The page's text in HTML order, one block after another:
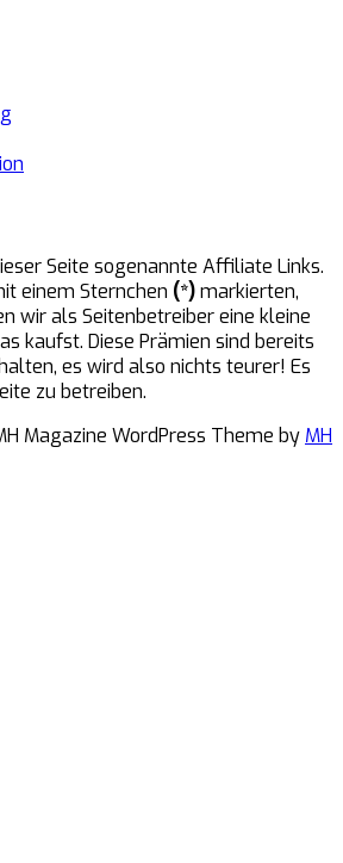
Seite sogenannte Affiliate Links.
einem Sternchen (*)markierten,
wir als Seitenbetreiber eine kleine
kaufst. Diese Prämien sind bereits
es wird also nichts teurer! Es
zu betreiben.
Magazine WordPress Theme by MH